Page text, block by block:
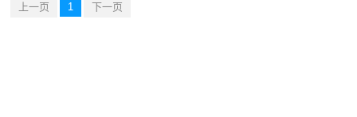
上一页 1 下一页